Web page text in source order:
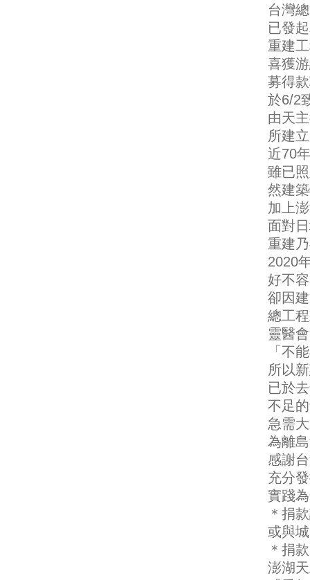
台灣
已發
重建
喜獲
募得
於6/2
由天
所建
近70
雖已
然建
加上
面對
重建
2020
好不
卻因
總工
靈醫
「不
所以
已於
不足
急需
為離
感謝
充分
實踐
＊捐
或與
＊捐
澎湖